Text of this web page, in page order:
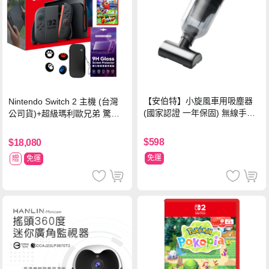
Nintendo Switch 2 主機 (台灣
公司貨)+超級瑪利歐兄弟 驚奇
球 狂熱 中文版
$18,080
贈 免運
【安伯特】小旋風車用吸塵器
(國家認證 一年保固) 無線手持
黑色
$598
免運